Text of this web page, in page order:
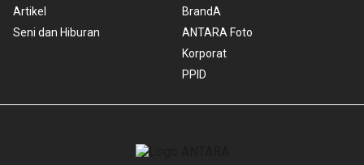
Artikel
Seni dan Hiburan
BrandA
ANTARA Foto
Korporat
PPID